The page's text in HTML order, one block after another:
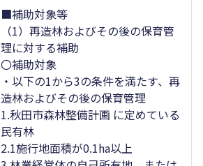
■補助対象等
（1）再造林およびその後の保育管
理に対する補助
〇補助対象
・以下の1から3の条件を満たす、再
造林およびその後の保育管理
1.秋田市森林整備計画 に定めている
民有林
2.1施行地面積が0.1ha以上